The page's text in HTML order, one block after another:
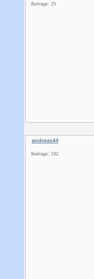
Beiträge: 25
andreas44
Beiträge: 192